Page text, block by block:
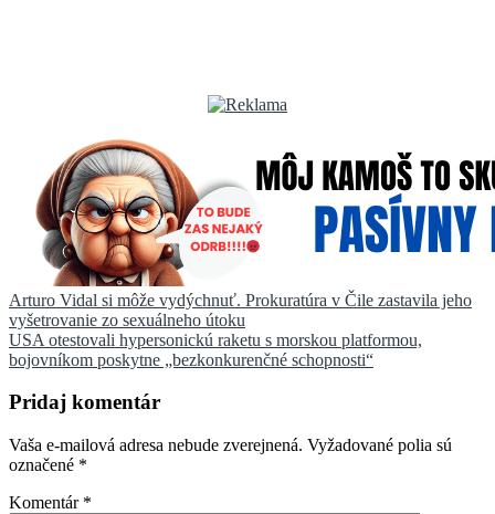
Navigácia
v
článku
Arturo Vidal si môže vydýchnuť. Prokuratúra v Čile zastavila jeho
vyšetrovanie zo sexuálneho útoku
USA otestovali hypersonickú raketu s morskou platformou,
bojovníkom poskytne „bezkonkurenčné schopnosti“
Pridaj komentár
Vaša e-mailová adresa nebude zverejnená. Vyžadované polia sú
označené *
Komentár *